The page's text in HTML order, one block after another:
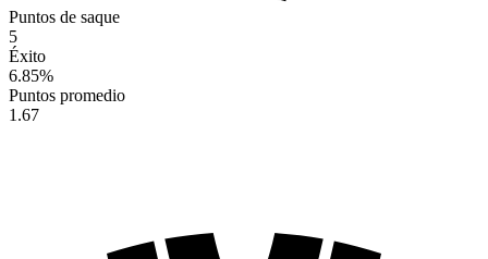
Puntos de saque
5
Éxito
6.85%
Puntos promedio
1.67